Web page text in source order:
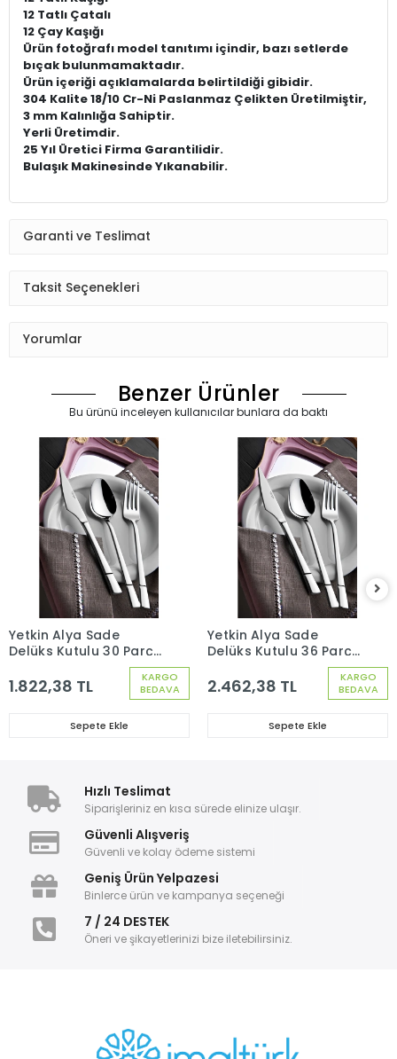
12 Tatlı Çatalı
12 Çay Kaşığı
Ürün fotoğrafı model tanıtımı içindir, bazı setlerde
bıçak bulunmamaktadır.
Ürün içeriği açıklamalarda belirtildiği gibidir.
304 Kalite 18/10 Cr-Ni Paslanmaz Çelikten Üretilmiştir,
3 mm Kalınlığa Sahiptir.
Yerli Üretimdir.
25 Yıl Üretici Firma Garantilidir.
Bulaşık Makinesinde Yıkanabilir.
Garanti ve Teslimat
Taksit Seçenekleri
Yorumlar
Benzer Ürünler
Bu ürünü inceleyen kullanıcılar bunlara da baktı
KARGO
BEDAVA
Yetkin Alya Sade
Delüks Kutulu 30 Parça
6 Kişilik Çatal Kaşık
Seti
1.822,38 TL
Sepete Ekle
KARGO
BEDAVA
Yetkin Alya Sade
Delüks Kutulu 36 Parça
6 Kişilik Çatal Kaşık
Bıçak Seti
2.462,38 TL
Sepete Ekle
Hızlı Teslimat
Siparişleriniz en kısa sürede elinize ulaşır.
Güvenli Alışveriş
Güvenli ve kolay ödeme sistemi
Geniş Ürün Yelpazesi
Binlerce ürün ve kampanya seçeneği
7 / 24 DESTEK
Öneri ve şikayetlerinizi bize iletebilirsiniz.